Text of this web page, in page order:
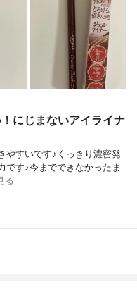
にじまないアイライナ
やすいです♪くっきり濃密発
です♪今までできなかったま
る